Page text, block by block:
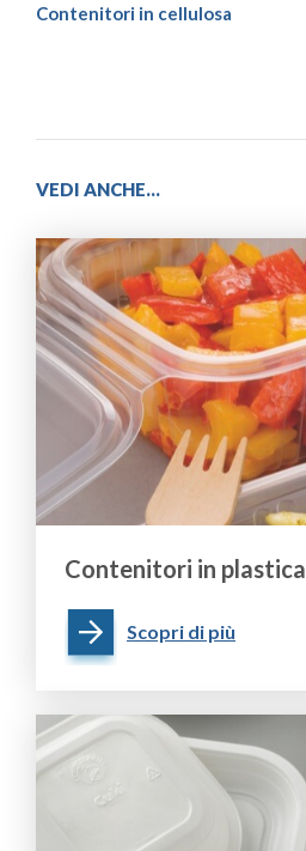
Contenitori in cellulosa
VEDI ANCHE...
Contenitori in plastica
Scopri di più